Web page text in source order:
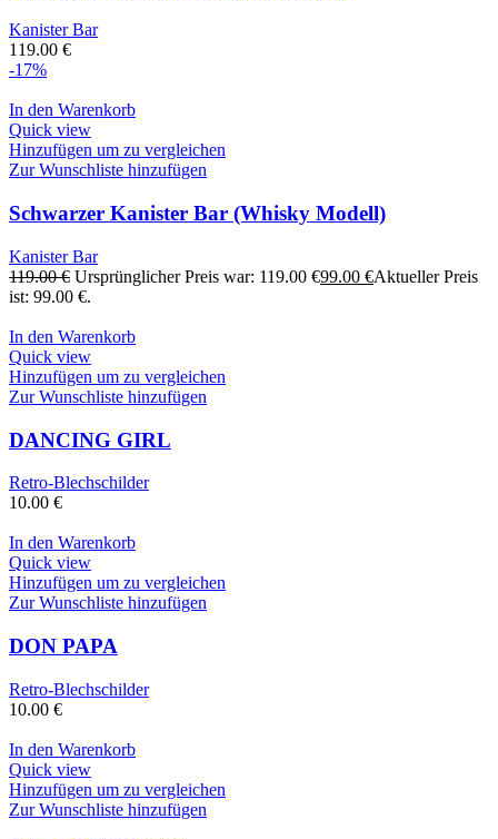
Kanister Bar
119.00 €
-17%
In den Warenkorb
Quick view
Hinzufügen um zu vergleichen
Zur Wunschliste hinzufügen
Schwarzer Kanister Bar (Whisky Modell)
Kanister Bar
119.00€ Ursprünglicher Preis war: 119.00 €99.00 €Aktueller Preis
ist: 99.00 €.
In den Warenkorb
Quick view
Hinzufügen um zu vergleichen
Zur Wunschliste hinzufügen
DANCING GIRL
Retro-Blechschilder
10.00 €
In den Warenkorb
Quick view
Hinzufügen um zu vergleichen
Zur Wunschliste hinzufügen
DON PAPA
Retro-Blechschilder
10.00 €
In den Warenkorb
Quick view
Hinzufügen um zu vergleichen
Zur Wunschliste hinzufügen